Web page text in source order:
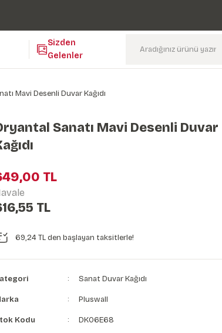
Duvar Kağıtları😇
Sizden
Gelenler
Mavi Desenli Duvar Kağıdı
Sanatı Mavi Desenli Duvar
TL
TL
69,24 TL den başlayan taksitlerle!
Sanat Duvar Kağıdı
Pluswall
Kodu DK06E68